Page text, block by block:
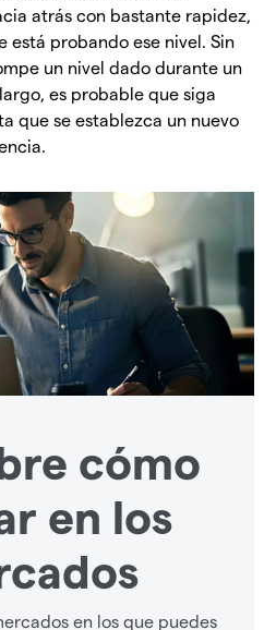
atrás con bastante rapidez,
está probando ese nivel. Sin
un nivel dado durante un
es probable que siga
que se establezca un nuevo
cómo
en los
en los que puedes